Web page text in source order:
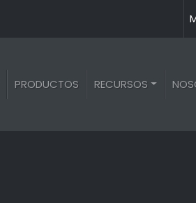
PRODUCTOS RECURSOS